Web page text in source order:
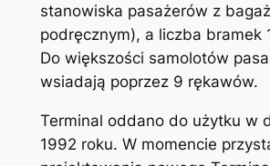
stanowiska pasażerów z
podręcznym), a liczba bramek
Do większości samolotów
wsiadają poprzez 9 rękawów.
Terminal oddano do użytku w
1992 roku. W momencie